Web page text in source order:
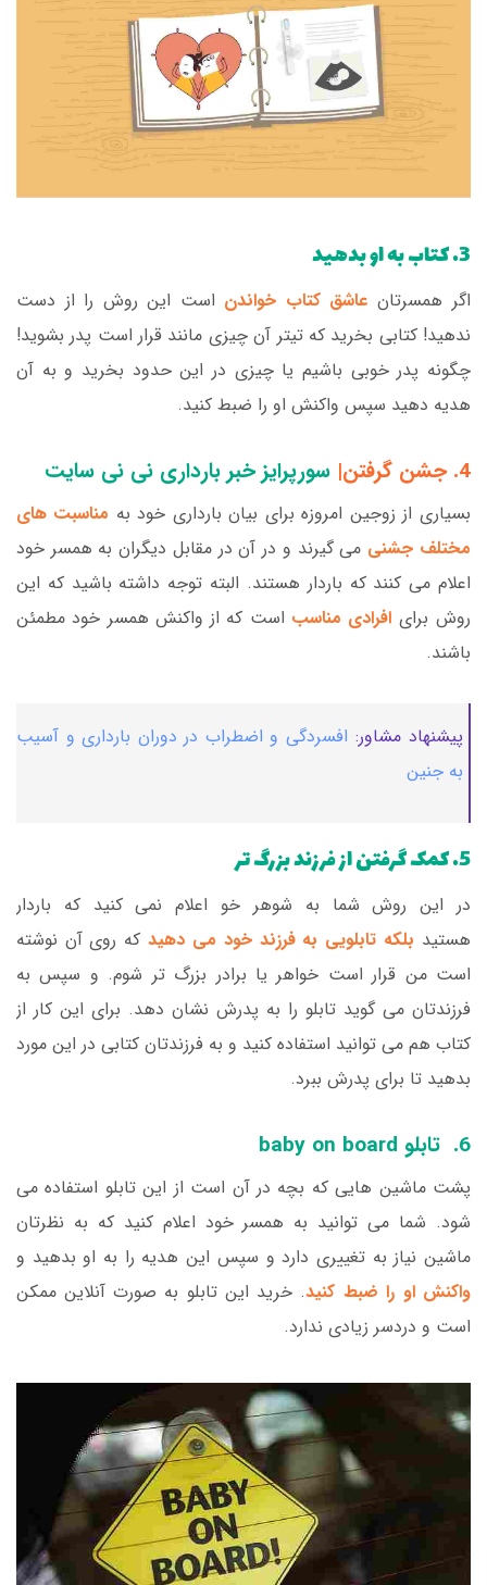
3. کتاب به او بدهید
اگر همسرتان عاشق کتاب خواندن است این روش را از دست
ندهید! کتابی بخرید که تیتر آن چیزی مانند قرار است پدر بشوید!
چگونه پدر خوبی باشیم یا چیزی در این حدود بخرید و به آن
هدیه دهید سپس واکنش او را ضبط کنید.
4. جشن گرفتن| سورپرایز خبر بارداری نی نی سایت
بسیاری از زوجین امروزه برای بیان بارداری خود به مناسبت های
مختلف جشنی می گیرند و در آن در مقابل دیگران به همسر خود
اعلام می کنند که باردار هستند. البته توجه داشته باشید که این
روش برای افرادی مناسب است که از واکنش همسر خود مطمئن
باشند.
پیشنهاد مشاور: افسردگی و اضطراب در دوران بارداری و آسیب
به جنین
5. کمک گرفتن از فرزند بزرگ تر
در این روش شما به شوهر خو اعلام نمی کنید که باردار
هستید بلکه تابلویی به فرزند خود می دهید که روی آن نوشته
است من قرار است خواهر یا برادر بزرگ تر شوم. و سپس به
فرزندتان می گوید تابلو را به پدرش نشان دهد. برای این کار از
کتاب هم می توانید استفاده کنید و به فرزندتان کتابی در این مورد
بدهید تا برای پدرش ببرد.
6. تابلو baby on board
پشت ماشین هایی که بچه در آن است از این تابلو استفاده می
شود. شما می توانید به همسر خود اعلام کنید که به نظرتان
ماشین نیاز به تغییری دارد و سپس این هدیه را به او بدهید و
واکنش او را ضبط کنید. خرید این تابلو به صورت آنلاین ممکن
است و دردسر زیادی ندارد.